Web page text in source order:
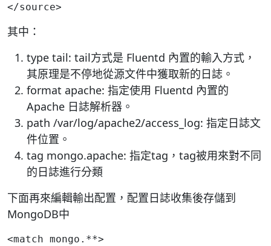
</source>
其中：
type tail: tail方式是 Fluentd 內置的輸入方式，
其原理是不停地從源文件中獲取新的日誌。
format apache: 指定使用 Fluentd 內置的
Apache 日誌解析器。
path /var/log/apache2/access_log: 指定日誌文
件位置。
tag mongo.apache: 指定tag，tag被用來對不同
的日誌進行分類
下面再來編輯輸出配置，配置日誌收集後存儲到
MongoDB中
<match mongo.**>